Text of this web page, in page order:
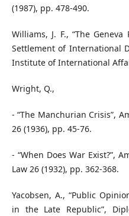
(1987), pp. 478-490.
Williams, J. F., “The
Settlement of International
Institute of International
Wright, Q.,
- “The Manchurian Crisis”,
26 (1936), pp. 45-76.
- “When Does War Exist?”,
Law 26 (1932), pp. 362-368.
Yacobsen, A., “Public
in the Late Republic”,